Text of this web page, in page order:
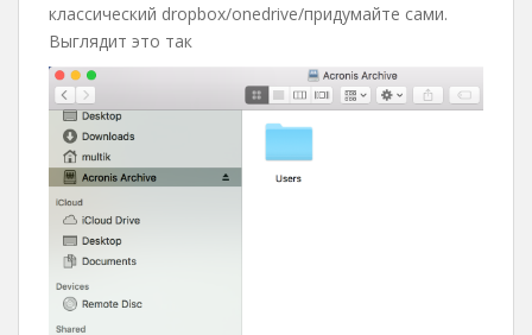
классический dropbox/onedrive/придумайте сами.
Выглядит это так